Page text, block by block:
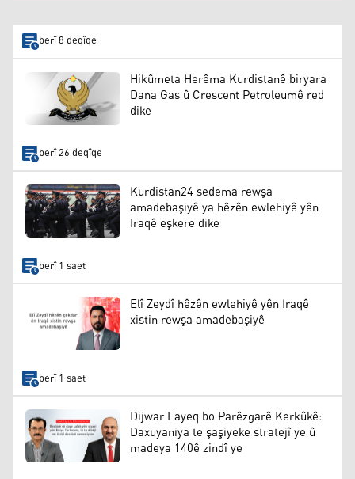
berî 8 deqîqe
Hikûmeta Herêma Kurdistanê biryara
Dana Gas û Crescent Petroleumê red
dike
berî 26 deqîqe
Kurdistan24 sedema rewşa
amadebaşiyê ya hêzên ewlehiyê yên
Iraqê eşkere dike
berî 1 saet
Elî Zeydî hêzên ewlehiyê yên Iraqê
xistin rewşa amadebaşiyê
berî 1 saet
Dijwar Fayeq bo Parêzgarê Kerkûkê:
Daxuyaniya te şaşiyeke stratejî ye û
madeya 140ê zindî ye